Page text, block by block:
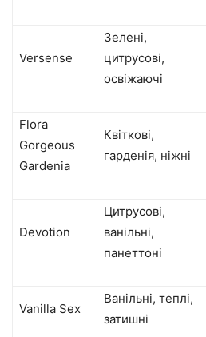
Versense
Зелені,
цитрусові,
освіжаючі
Flora
Gorgeous
Gardenia
Квіткові,
гарденія, ніжні
Devotion
Цитрусові,
ванільні,
панеттоні
Vanilla Sex
Ванільні, теплі,
затишні